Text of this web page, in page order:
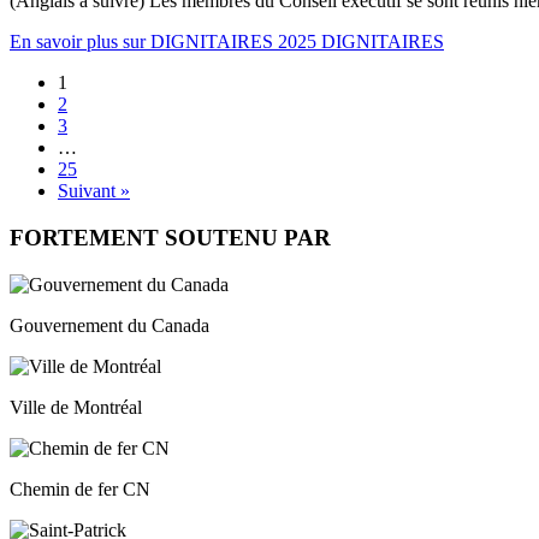
En savoirplus sur DIGNITAIRES 2025 DIGNITAIRES
1
2
3
…
25
Suivant »
FORTEMENT SOUTENU PAR
Gouvernement du Canada
Ville de Montréal
Chemin de fer CN